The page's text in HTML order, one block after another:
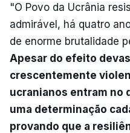
"O Povo da Ucrânia
admirável, há quatro
de enorme brutalidade
Apesar do efeito
crescentemente
ucranianos entram no
uma determinação
provando que a